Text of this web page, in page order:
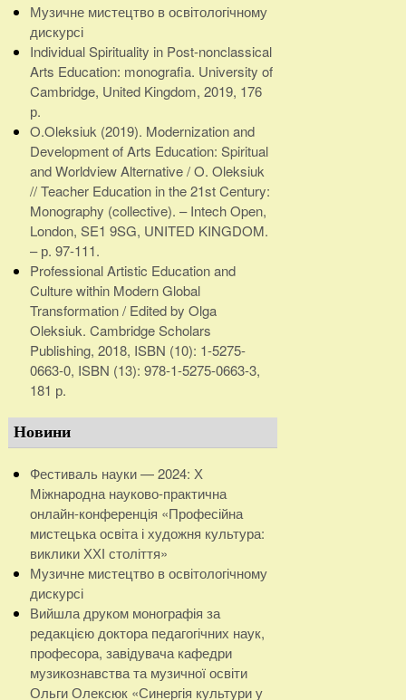
Музичне мистецтво в освітологічному
дискурсі
Individual Spirituality in Post-nonclassical
Arts Education: monografia. University of
Cambridge, United Kingdom, 2019, 176
р.
O.Oleksiuk (2019). Modernization and
Development of Arts Education: Spiritual
and Worldview Alternative / O. Oleksiuk
// Teacher Education in the 21st Century:
Monography (collective). – Intech Open,
London, SE1 9SG, UNITED KINGDOM.
– р. 97-111.
Professional Artistic Education and
Culture within Modern Global
Transformation / Edited by Olga
Oleksiuk. Cambridge Scholars
Publishing, 2018, ISBN (10): 1-5275-
0663-0, ISBN (13): 978-1-5275-0663-3,
181 р.
Новини
Фестиваль науки — 2024: Х
Міжнародна науково-практична
онлайн-конференція «Професійна
мистецька освіта і художня культура:
виклики ХХІ століття»
Музичне мистецтво в освітологічному
дискурсі
Вийшла друком монографія за
редакцією доктора педагогічних наук,
професора, завідувача кафедри
музикознавства та музичної освіти
Ольги Олексюк «Синергія культури у